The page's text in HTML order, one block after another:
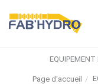
Page d'accueil